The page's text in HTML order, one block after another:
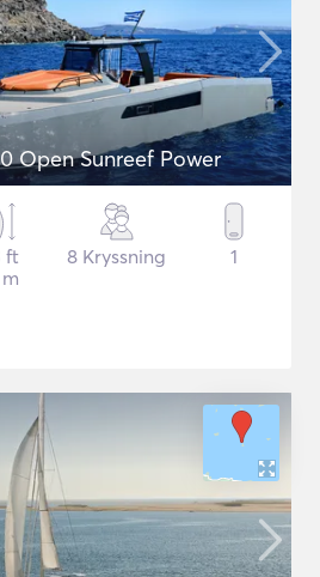
Open Sunreef Power
ft
8 Kryssning 1